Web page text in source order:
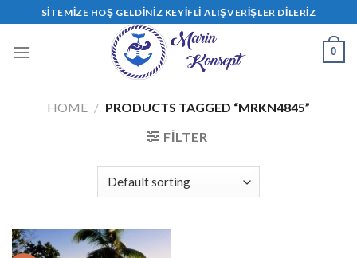
to
content
SITEMIZE HOŞ GELDINIZ KEYIFLI ALIŞVERIŞLER DILERIZ
0
HOME / PRODUCTS TAGGED “MRKN4845”
FILTER